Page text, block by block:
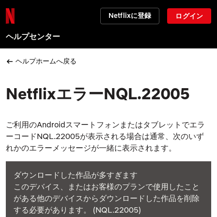
Netflixに登録 ログイン
ヘルプセンター
ヘルプホームへ戻る
NetflixエラーNQL.22005
ご利用のAndroidスマートフォンまたはタブレットでエラ
ーコードNQL.22005が表示される場合は通常、次のいず
れかのエラーメッセージが一緒に表示されます。
ダウンロードした作品が多すぎます
このデバイス、またはお客様のプランで使用したこと
がある他のデバイスからダウンロードした作品を削除
する必要があります。 (NQL.22005)